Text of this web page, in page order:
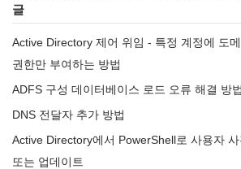
글
Active Directory 제어 위임 - 특정 계정에 도
권한만 부여하는 방법
ADFS 구성 데이터베이스 로드 오류 해결 방법
DNS 전달자 추가 방법
Active Directory에서 PowerShell로 사용자
또는 업데이트